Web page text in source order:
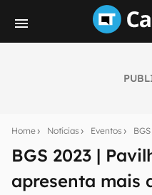
Home Notícias Eventos BGS
BGS 2023 |
apresenta mais
notícias e reviews
mão.
E-mail